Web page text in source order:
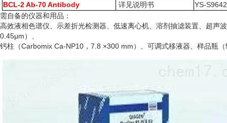
BCL-2 Ab-70 Antibody
详见说明书
YS-
需自备的仪器和用品：
高效液相色谱仪、示差折光检测器、低速离心机、溶剂抽滤装置、超声
0.45μm）、
钙柱（Carbomix Ca-NP10，7.8 ×300 mm）、可调式移液器、样品瓶